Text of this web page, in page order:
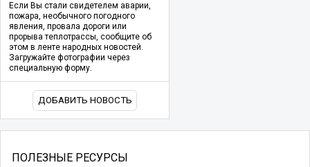
Если Вы стали свидетелем аварии,
пожара, необычного погодного
явления, провала дороги или
прорыва теплотрассы, сообщите об
этом в ленте народных новостей.
Загружайте фотографии через
специальную форму.
ДОБАВИТЬ НОВОСТЬ
ПОЛЕЗНЫЕ РЕСУРСЫ